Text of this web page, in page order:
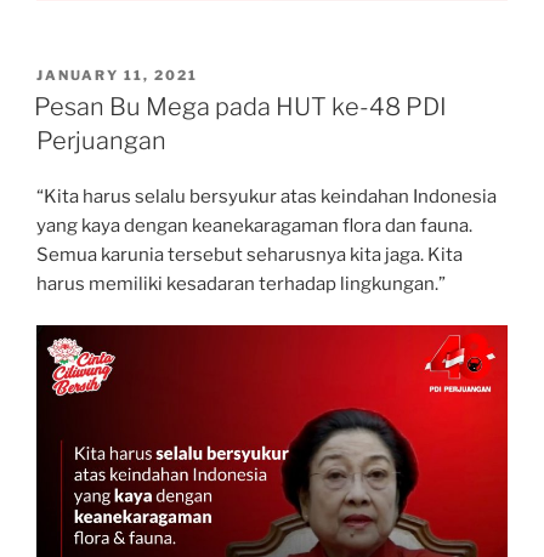
POSTED
ON
JANUARY 11, 2021
Pesan Bu Mega pada HUT ke-48 PDI
Perjuangan
“Kita harus selalu bersyukur atas keindahan Indonesia
yang kaya dengan keanekaragaman flora dan fauna.
Semua karunia tersebut seharusnya kita jaga. Kita
harus memiliki kesadaran terhadap lingkungan.”